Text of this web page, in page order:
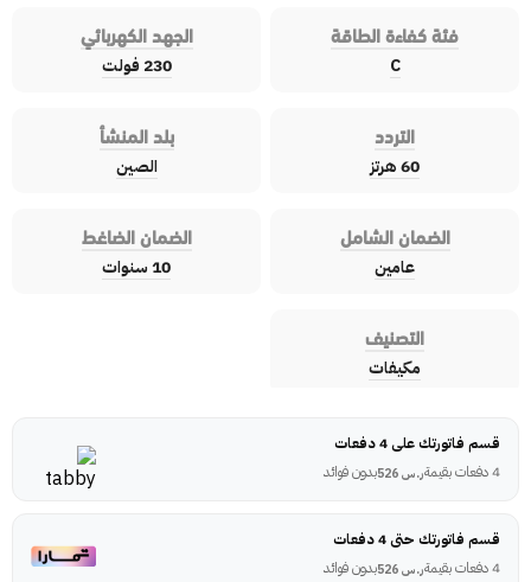
فئة كفاءة الطاقة
C
الجهد الكهربائي
230 فولت
التردد
60 هرتز
بلد المنشأ
الصين
الضمان الشامل
عامين
الضمان الضاغط
10 سنوات
التصنيف
مكيفات
قسم فاتورتك على 4 دفعات
4 دفعات بقيمة
ر.س بدون فوائد
قسم فاتورتك حتى 4 دفعات
4 دفعات بقيمة
ر.س بدون فوائد